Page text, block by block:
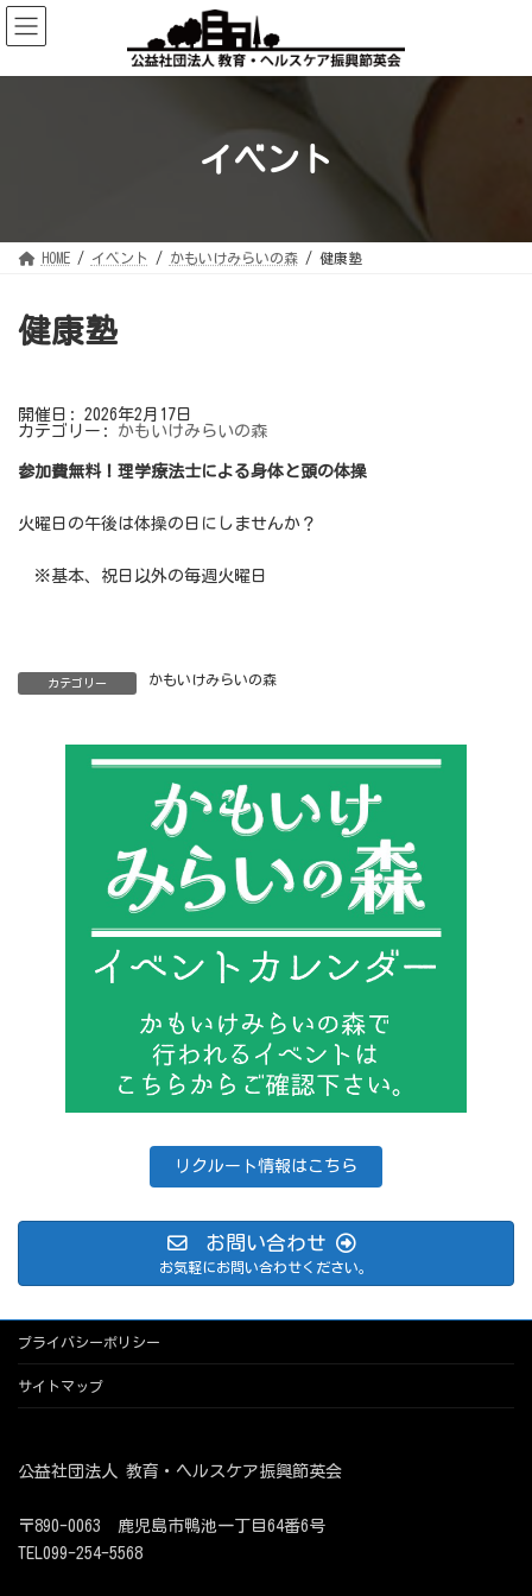
コ
ン
テ
ツ
ナ
ビ
ゲ
シ
イベント
HOME イベント かもいけみらいの森 健康塾
健康塾
開催日: 2026年2月17日
カテゴリー: かもいけみらいの森
参加費無料！理学療法士による身体と頭の体操
火曜日の午後は体操の日にしませんか？
※基本、祝日以外の毎週火曜日
カテゴリー かもいけみらいの森
リクルート情報はこちら
お問い合わせ
お気軽にお問い合わせください。
プライバシーポリシー
サイトマップ
公益社団法人 教育・ヘルスケア振興節英会
〒890-0063 鹿児島市鴨池一丁目64番6号
TEL099-254-5568